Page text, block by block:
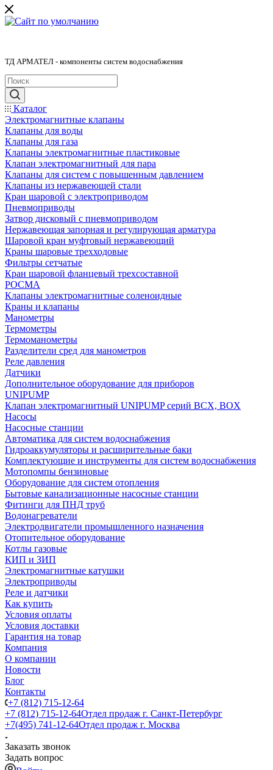
ТД АРМАТЕЛ - компоненты систем водоснабжения
Каталог
Электромагнитные клапаны
Клапаны для воды
Клапаны для газа
Клапаны электромагнитные пластиковые
Клапан электромагнитный для пара
Клапаны для систем с повышенным давлением
Клапаны из нержавеющей стали
Кран шаровой с электроприводом
Пневмоприводы
Затвор дисковый с пневмоприводом
Нержавеющая запорная и регулирующая арматура
Шаровой кран муфтовый нержавеющий
Краны шаровые трехходовые
Фильтры сетчатые
Кран шаровой фланцевый трехсоставной
РОСМА
Клапаны электромагнитные соленоидные
Краны и клапаны
Манометры
Термометры
Термоманометры
Разделители сред для манометров
Реле давления
Датчики
Дополнительное оборудование для приборов
UNIPUMP
Клапан электромагнитный UNIPUMP серий BCX, BOX
Насосы
Насосные станции
Автоматика для систем водоснабжения
Гидроаккумуляторы и расширительные баки
Комплектующие и инструменты для систем водоснабжения
Мотопомпы бензиновые
Оборудование для систем отопления
Бытовые канализационные насосные станции
Фитинги для ПНД труб
Водонагреватели
Электродвигатели промышленного назначения
Отопительное оборудование
Котлы газовые
КИП и ЗИП
Электромагнитные катушки
Электроприводы
Реле и датчики
Как купить
Условия оплаты
Условия доставки
Гарантия на товар
Компания
О компании
Новости
Блог
Контакты
+7 (812) 715-12-64
+7 (812) 715-12-64Отдел продаж г. Санкт-Петербург
+7(495) 741-12-64Отдел продаж г. Москва
Заказать звонок
Задать вопрос